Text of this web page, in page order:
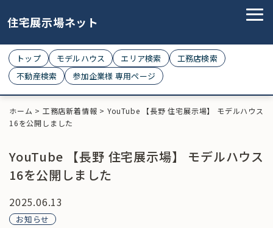
住宅展示場ネット
トップ モデルハウス エリア検索
工務店検索
不動産検索
参加企業様 専用ページ
ホーム > 工務店新着情報 > YouTube 【長野 住宅展示場】 モデルハウス
16を公開しました
YouTube 【長野 住宅展示場】 モデルハウス
16を公開しました
2025.06.13
お知らせ